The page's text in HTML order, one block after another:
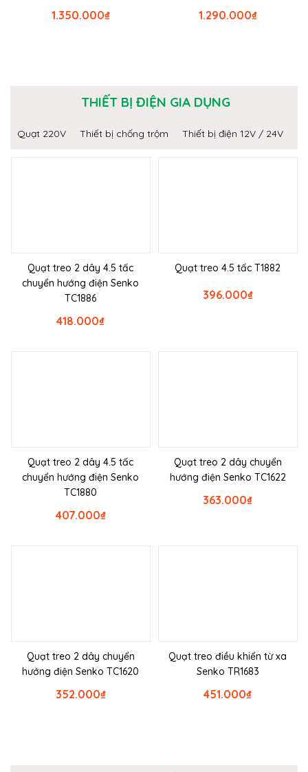
₫
1.350.000 ₫
1.290.000
THIẾT BỊ ĐIỆN GIA DỤNG
Quạt 220V Thiết bị chống trộm Thiết bị điện 12V / 24V
Quạt treo 2 dây 4.5 tấc
chuyển hướng điện Senko
TC1886
₫
418.000
Quạt treo 4.5 tấc T1882
₫
396.000
Quạt treo 2 dây 4.5 tấc
chuyển hướng điện Senko
TC1880
₫
407.000
Quạt treo 2 dây chuyển
hướng điện Senko TC1622
₫
363.000
Quạt treo 2 dây chuyển
hướng điện Senko TC1620
₫
352.000
Quạt treo điều khiển từ xa
Senko TR1683
₫
451.000